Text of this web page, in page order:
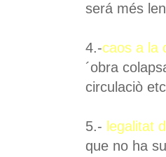
será més
4.-caos a la
´obra
circulaciò
5.- legalitat
que no ha